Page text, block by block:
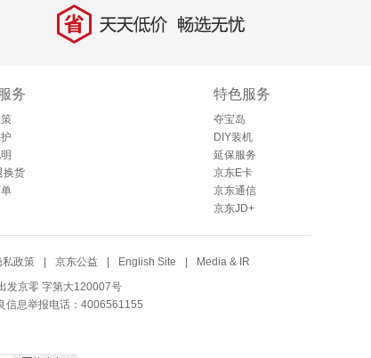
省 天天低价，畅选无忧
务
换货
特色服务
夺宝岛
DIY装机
延保服务
京东E卡
京东通信
京东JD+
私政策 京东公益 English Site Media & IR
发京零 字第大120007号
息举报电话：4006561155